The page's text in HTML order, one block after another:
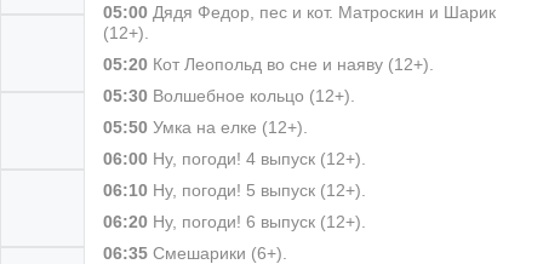
05:00 Дядя Федор, пес и кот. Матроскин и Шарик
(12+).
05:20 Кот Леопольд во сне и наяву (12+).
05:30 Волшебное кольцо (12+).
05:50 Умка на елке (12+).
06:00 Ну, погоди! 4 выпуск (12+).
06:10 Ну, погоди! 5 выпуск (12+).
06:20 Ну, погоди! 6 выпуск (12+).
06:35 Смешарики (6+).